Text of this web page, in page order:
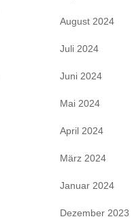
August 2024
Juli 2024
Juni 2024
Mai 2024
April 2024
März 2024
Januar 2024
Dezember 2023